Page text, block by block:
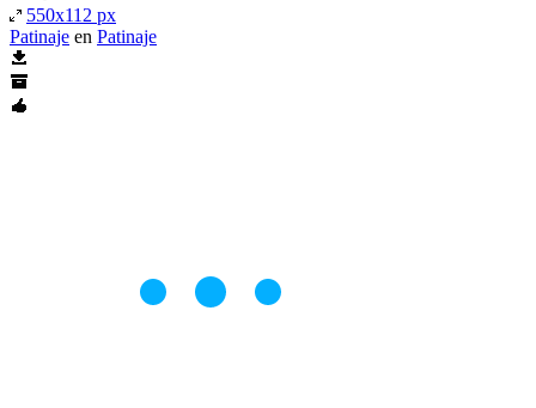
550x112 px
Patinaje en Patinaje